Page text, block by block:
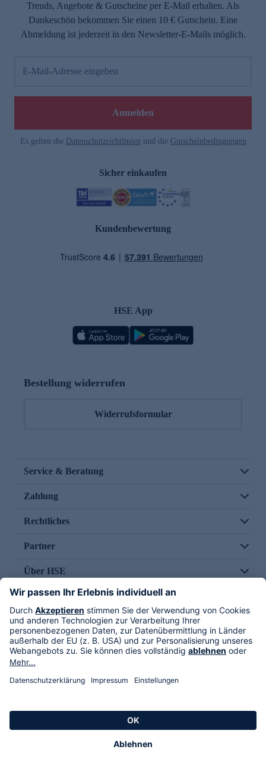
Trends, Angebote & Gutscheine per E-Mail erhalten. Als
Dankeschön bekommen Sie einen 10 € Gutschein. Eine
Abmeldung ist jederzeit in den Newsletter-E-Mails möglich.
E-Mail-Adresse eingeben
Anmelden
Es gelten die Datenschutzrichtlinien und die Gutscheinbedingungen
Sicher einkaufen
Kundenbewertung
HSE App
Bestellung widerrufen
Widerrufsformular
Service & Beratung
Zahlung
Rechtliches
Partner
Über HSE
Im TV
HSE International